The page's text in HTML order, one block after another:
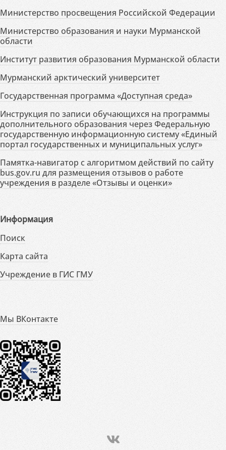
Министерство просвещения Российской Федерации
Министерство образования и науки Мурманской
области
Институт развития образования Мурманской области
Мурманский арктический университет
Государственная программа «Доступная среда»
Инструкция по записи обучающихся на программы
дополнительного образования через Федеральную
государственную информационную систему «Единый
портал государственных и муниципальных услуг»
Памятка-навигатор с алгоритмом действий по сайту
bus.gov.ru для размещения отзывов о работе
учреждения в разделе «Отзывы и оценки»
Информация
Поиск
Карта сайта
Учреждение в ГИС ГМУ
Мы ВКонтакте